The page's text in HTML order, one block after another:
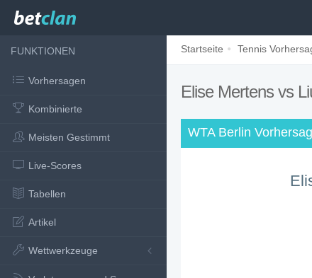
FUNKTIONEN
Vorhersagen
Kombinierte
Meisten Gestimmt
Live-Scores
Tabellen
Artikel
Wettwerkzeuge
Startseite Tennis
Elise Mertens vs
WTA Berlin